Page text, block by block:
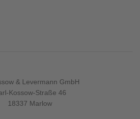
& Levermann GmbH
Kossow-Straße 46
18337 Marlow